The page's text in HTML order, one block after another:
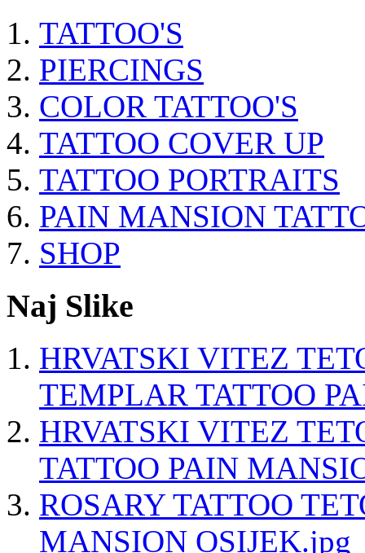
TATTOO'S
PIERCINGS
COLOR TATTOO'S
TATTOO COVER UP
TATTOO PORTRAITS
PAIN MANSION
SHOP
Naj Slike
HRVATSKI VITEZ
TEMPLAR TATTOO
HRVATSKI VITEZ
TATTOO PAIN
ROSARY TATTOO
MANSION OSIJEK.jpg